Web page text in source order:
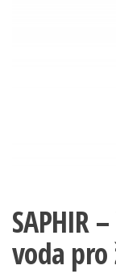
SAPHIR
voda